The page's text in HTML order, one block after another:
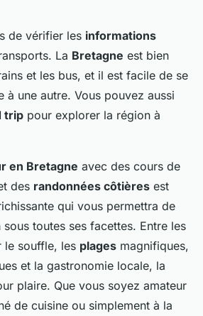
de vérifier les informations
La Bretagne est bien
et les bus, et il est facile de se
à une autre. Vous pouvez aussi
trip pour explorer la région à
en Bretagne avec des cours de
des randonnées côtières est
qui vous permettra de
toutes ses facettes. Entre les
le souffle, les plages magnifiques,
et la gastronomie locale, la
plaire. Que vous soyez amateur
de cuisine ou simplement à la